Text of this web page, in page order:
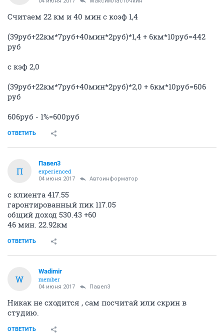
Считаем 22 км и 40 мин с коэф 1,4
(39руб+22км*7руб+40мин*2руб)*1,4 + 6км*10руб=442
руб
с кэф 2,0
(39руб+22км*7руб+40мин*2руб)*2,0 + 6км*10руб=606
руб
606руб - 1%=600руб
ОТВЕТИТЬ
П
Павел3
experienced
04 июня 2017 Автоинформатор
с клиента 417.55
гаронтированный пик 117.05
общий доход 530.43 +60
46 мин. 22.92км
ОТВЕТИТЬ
W
Wadimir
member
04 июня 2017 Павел3
Никак не сходится , сам посчитай или скрин в
студию.
ОТВЕТИТЬ